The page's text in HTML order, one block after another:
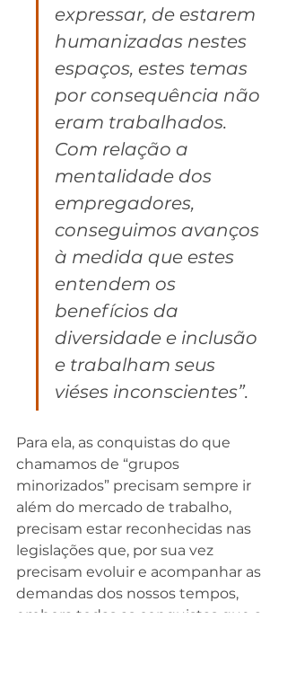
expressar, de estarem
humanizadas nestes
espaços, estes temas
por consequência não
eram trabalhados.
Com relação a
mentalidade dos
empregadores,
conseguimos avanços
à medida que estes
entendem os
benefícios da
diversidade e inclusão
e trabalham seus
viéses inconscientes”.
Para ela, as conquistas do que
chamamos de “grupos
minorizados” precisam sempre ir
além do mercado de trabalho,
precisam estar reconhecidas nas
legislações que, por sua vez
precisam evoluir e acompanhar as
demandas dos nossos tempos,
embora todas as conquistas que a